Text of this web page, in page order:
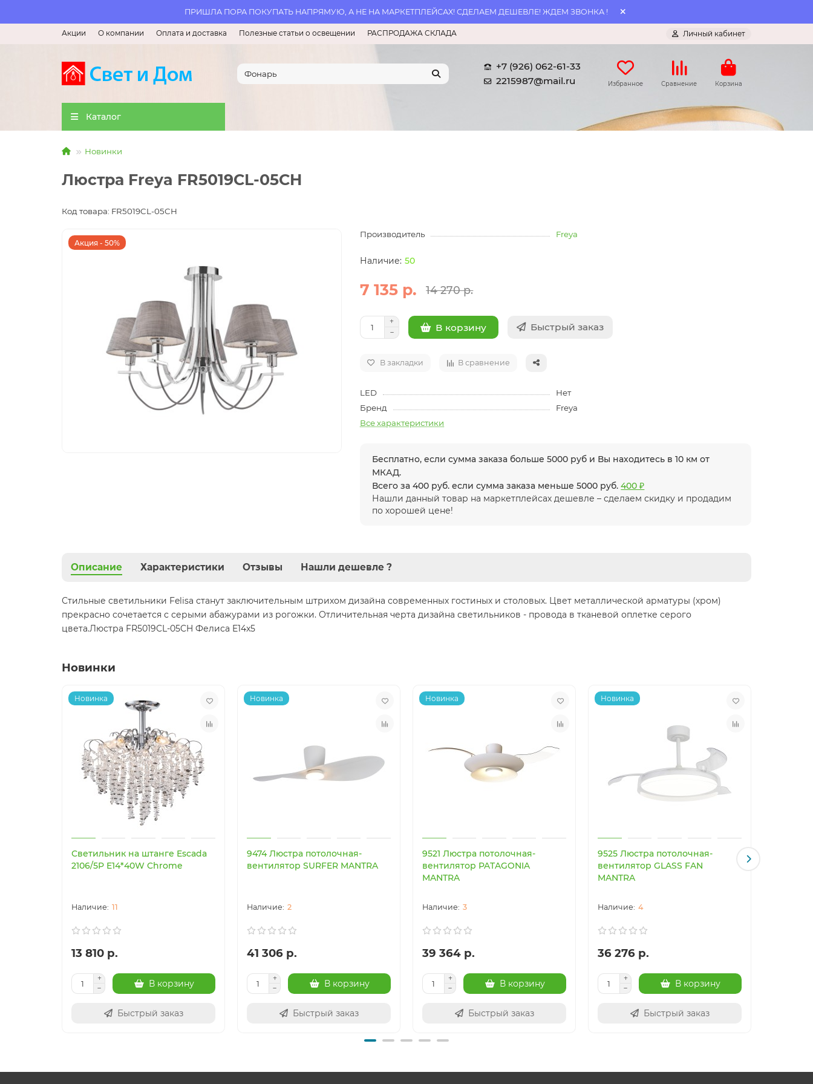
ПРИШЛА ПОРА ПОКУПАТЬ НАПРЯМУЮ, А НЕ НА МАРКЕТПЛЕЙСАХ! СДЕЛАЕМ ДЕШЕВЛЕ! ЖДЕМ ЗВОНКА !
Акции О компании Оплата и доставка Полезные статьи о освещении РАСПРОДАЖА СКЛАДА Личный кабинет
+7 (926) 062-61-33
2215987@mail.ru
Избранное Сравнение Корзина
Каталог
Новинки
Люстра Freya FR5019CL-05CH
Код товара: FR5019CL-05CH
Акция - 50%
Производитель Freya
50
7 135 р. 14 270 р.
В корзину Быстрый заказ
В закладки В сравнение
LED
Нет
Бренд
Freya
Все характеристики
Бесплатно, если сумма заказа больше 5000 руб и Вы находитесь в 10 км от
МКАД.
Всего за 400 руб. если сумма заказа меньше 5000 руб.400 ₽
Нашли данный товар на маркетплейсах дешевле – сделаем скидку и продадим
по хорошей цене!
Описание Характеристики Отзывы Нашли дешевле ?
Стильные светильники Felisa станут заключительным штрихом дизайна современных гостиных и столовых. Цвет металлической арматуры (хром)
прекрасно сочетается с серыми абажурами из рогожки. Отличительная черта дизайна светильников - провода в тканевой оплетке серого
цвета.Люстра FR5019CL-05CH Фелиса E14x5
Новинки
Новинка
Светильник на штанге Escada
2106/5P E14*40W Chrome
11
13 810 р.
В корзину
Быстрый заказ
Новинка
9474 Люстра потолочная-
вентилятор SURFER MANTRA
2
41 306 р.
В корзину
Быстрый заказ
Новинка
9521 Люстра потолочная-
вентилятор PATAGONIA
MANTRA
3
39 364 р.
В корзину
Быстрый заказ
Новинка
9525 Люстра потолочная-
вентилятор GLASS FAN
MANTRA
4
36 276 р.
В корзину
Быстрый заказ